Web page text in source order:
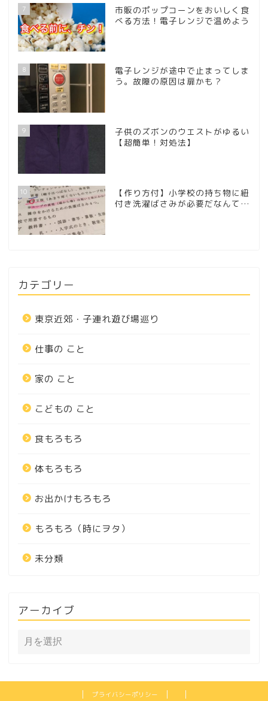
7
市販のポップコーンをおいしく食
べる方法！電子レンジで温めよう
8
電子レンジが途中で止まってしま
う。故障の原因は扉かも？
9
子供のズボンのウエストがゆるい
【超簡単！対処法】
10
【作り方付】小学校の持ち物に紐
付き洗濯ばさみが必要だなんて…
カテゴリー
東京近郊・子連れ遊び場巡り
仕事の こと
家の こと
こどもの こと
食もろもろ
体もろもろ
お出かけもろもろ
もろもろ（時にヲタ）
未分類
アーカイブ
プライバシーポリシー